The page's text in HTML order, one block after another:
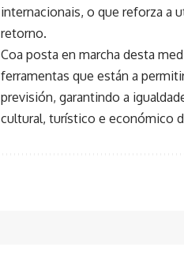
internacionais, o que reforza a
retorno.
Coa posta en marcha desta
ferramentas que están a
previsión, garantindo a
cultural, turístico e económico